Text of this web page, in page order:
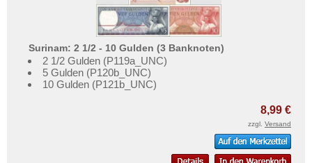
Surinam: 2 1/2 - 10 Gulden (3 Banknoten)
2 1/2 Gulden (P119a_UNC)
5 Gulden (P120b_UNC)
10 Gulden (P121b_UNC)
8,99 €
zzgl. Versand